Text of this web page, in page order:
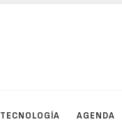
TECNOLOGÍA AGENDA